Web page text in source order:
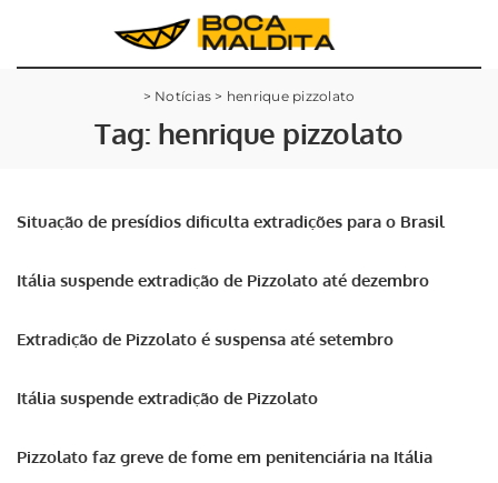
> Notícias > henrique pizzolato
Tag: henrique pizzolato
Situação de presídios dificulta extradições para o Brasil
Itália suspende extradição de Pizzolato até dezembro
Extradição de Pizzolato é suspensa até setembro
Itália suspende extradição de Pizzolato
Pizzolato faz greve de fome em penitenciária na Itália